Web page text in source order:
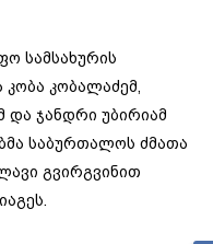
სამსახურის
კობალაძემ,
და ჯანდრი უბირიამ
საბურთალოს ძმათა
გვირგვინით